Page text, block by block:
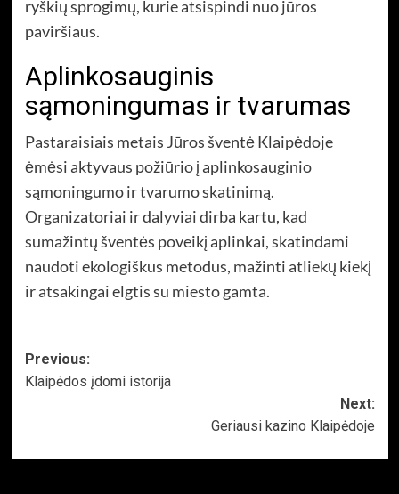
ryškių sprogimų, kurie atsispindi nuo jūros
paviršiaus.
Aplinkosauginis
sąmoningumas ir tvarumas
Pastaraisiais metais Jūros šventė Klaipėdoje
ėmėsi aktyvaus požiūrio į aplinkosauginio
sąmoningumo ir tvarumo skatinimą.
Organizatoriai ir dalyviai dirba kartu, kad
sumažintų šventės poveikį aplinkai, skatindami
naudoti ekologiškus metodus, mažinti atliekų kiekį
ir atsakingai elgtis su miesto gamta.
Post
navigation
Previous:
Klaipėdos įdomi istorija
Next:
Geriausi kazino Klaipėdoje